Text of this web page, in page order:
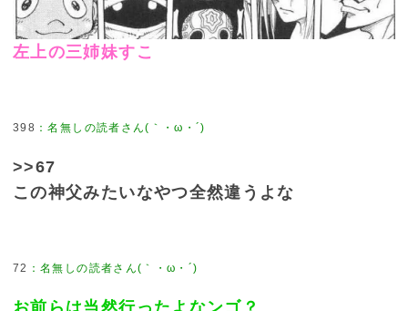
左上の三姉妹すこ
398
>>67
この神父みたいなやつ全然違うよな
72